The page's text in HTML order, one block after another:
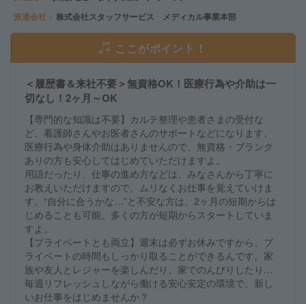
派遣会社
株式会社スタッフサービス メディカル事業本部
ここがポイント！
＜履歴書＆来社不要＞無資格OK！医療行為や介助は一
切なし！2ヶ月～OK
【専門的な知識は不要】カルテ整理や患者さまの受付な
ど、看護師さんやお医者さんのサポートなどになります。
医療行為や身体介助はありませんので、無資格・ブランク
ありの方も安心してはじめていただけますよ。
用語だったり、仕事の進め方などは、みなさんから丁寧に
お教えいただけますので、ムリなくお仕事を覚えていけま
す。“自分に合うかな…”と不安な方は、2ヶ月の短期からは
じめることも可能。多くの方が短期からスタートしていま
すよ。
【プライベートとも両立】週末は必ずお休みですから、プ
ライベートの時間もしっかり取ることができるんです。家
族や友人とレジャーを楽しんだり、家でのんびりしたり…
毎週リフレッシュしながら働ける安心安定の環境で、新し
いお仕事をはじめませんか？